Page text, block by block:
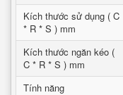
Kích thước sử dụng ( C
* R * S ) mm
Kích thước ngăn kéo (
C * R * S ) mm
Tính năng